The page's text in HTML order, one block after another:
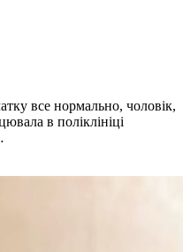
все нормально, чоловік,
в поліклініці